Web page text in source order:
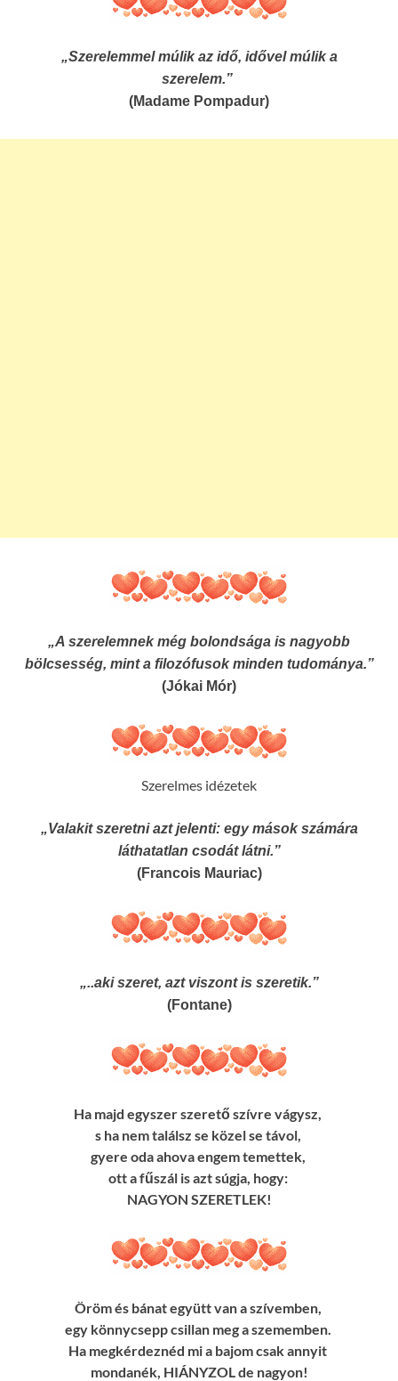
„Szerelemmel múlik az idő, idővel múlik a
szerelem.”
(Madame Pompadur)
„A szerelemnek még bolondsága is nagyobb
bölcsesség, mint a filozófusok minden tudománya.”
(Jókai Mór)
Szerelmes idézetek
„Valakit szeretni azt jelenti: egy mások számára
láthatatlan csodát látni.”
(Francois Mauriac)
„..aki szeret, azt viszont is szeretik.”
(Fontane)
Ha majd egyszer szerető szívre vágysz,
s ha nem találsz se közel se távol,
gyere oda ahova engem temettek,
ott a fűszál is azt súgja, hogy:
NAGYON SZERETLEK!
Öröm és bánat együtt van a szívemben,
egy könnycsepp csillan meg a szememben.
Ha megkérdeznéd mi a bajom csak annyit
mondanék, HIÁNYZOL de nagyon!